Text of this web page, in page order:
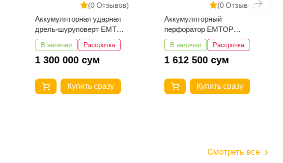
(0 Отзывов)
Аккумуляторная ударная
дрель-шуруповерт EMTOP
ECIDL429982
В наличии Рассрочка
1 300 000 сум
Купить сразу
(0 Отзывов)
Аккумуляторный
перфоратор EMTOP
ELRH202862
В наличии Рассрочка
1 612 500 сум
Купить сразу
Смотреть все